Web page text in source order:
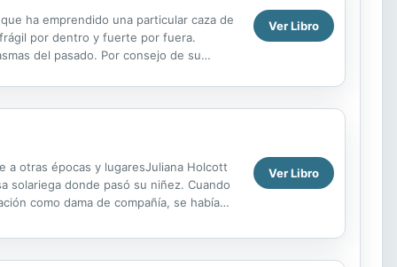
ha emprendido una particular caza de
por dentro y fuerte por fuera.
del pasado. Por consejo de su
Ver Libro
a otras épocas y lugaresJuliana Holcott
solariega donde pasó su niñez. Cuando
como dama de compañía, se había
Ver Libro